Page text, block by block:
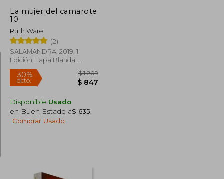
La mujer del camarote
10
Ruth Ware
(2)
SALAMANDRA, 2019, 1
Edición, Tapa Blanda,
Nuevo
Disponible Usado
en Buen Estado a$ 635
Comprar Usado